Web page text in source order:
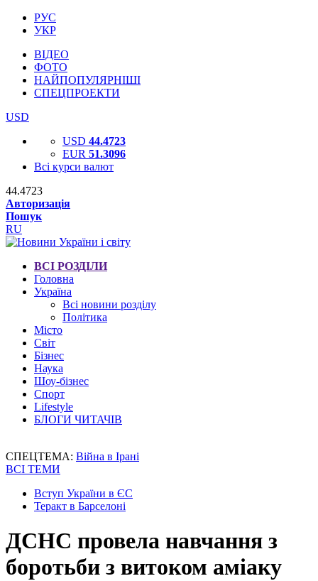
РУС
УКР
ВІДЕО
ФОТО
НАЙПОПУЛЯРНІШІ
СПЕЦПРОЕКТИ
USD
USD 44.4723
EUR 51.3096
Всі курси валют
44.4723
Авторизація
Пошук
RU
ВСІ РОЗДІЛИ
Головна
Україна
Всі новини розділу
Політика
Місто
Світ
Бізнес
Наука
Шоу-бізнес
Спорт
Lifestyle
БЛОГИ ЧИТАЧІВ
СПЕЦТЕМА: Війна в Ірані
ВСІ ТЕМИ
Вступ України в ЄС
Теракт в Барселоні
ДСНС провела навчання з
боротьби з витоком аміаку